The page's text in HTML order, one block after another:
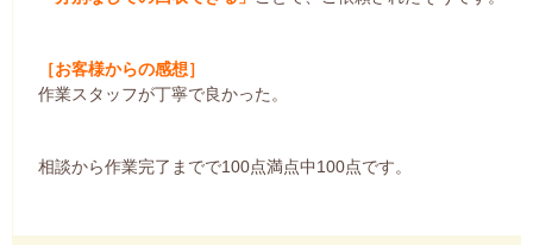
［お客様からの感想］
作業スタッフが丁寧で良かった。
相談から作業完了までで100点満点中100点です。